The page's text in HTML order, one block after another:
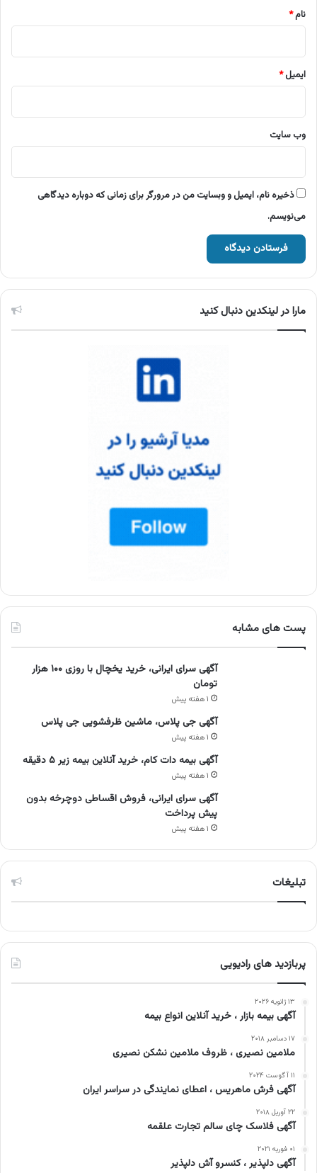
نام*
ایمیل*
وب‌ سایت
ذخیره نام، ایمیل و وبسایت من در مرورگر برای زمانی که دوباره دیدگاهی
می‌نویسم.
مارا در لینکدین دنبال کنید
پست های مشابه
آگهی سرای ایرانی، خرید یخچال با روزی ۱۰۰ هزار
تومان
۱ هفته پیش
آگهی جی پلاس، ماشین ظرفشویی جی پلاس
۱ هفته پیش
آگهی بیمه دات کام، خرید آنلاین بیمه زیر ۵ دقیقه
۱ هفته پیش
آگهی سرای ایرانی، فروش اقساطی دوچرخه بدون
پیش پرداخت
۱ هفته پیش
تبلیغات
پربازدید های رادیویی
۱۳ ژانویه ۲۰۲۶
آگهی بیمه بازار ، خرید آنلاین انواع بیمه
۱۷ دسامبر ۲۰۱۸
ملامین نصیری ، ظروف ملامین نشکن نصیری
۱۱ آگوست ۲۰۲۴
آگهی فرش ماهریس ، اعطای نمایندگی در سراسر ایران
۲۲ آوریل ۲۰۱۸
آگهی فلاسک چای سالم تجارت علقمه
۰۱ فوریه ۲۰۲۱
آگهی دلپذیر ، کنسرو آش دلپذیر